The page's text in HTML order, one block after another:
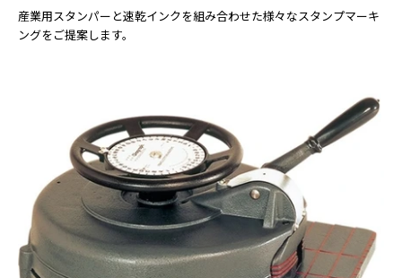
産業用スタンパーと速乾インクを組み合わせた様々なスタンプマーキ
ングをご提案します。